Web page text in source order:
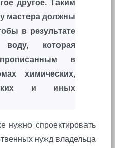
другое. Таким
мастера должны
в результате
которая
прописанным в
химических,
и иных
нужно спроектировать
нужд владельца